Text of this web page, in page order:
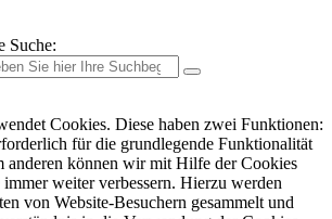
Suche:
Cookies. Diese haben zwei Funktionen:
für die grundlegende Funktionalität
anderen können wir mit Hilfe der Cookies
weiter verbessern. Hierzu werden
von Website-Besuchern gesammelt und